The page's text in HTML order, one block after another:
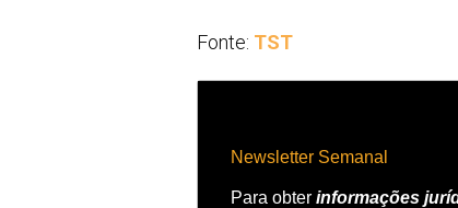
Fonte: TST
Newsletter Semanal
Para obter informações